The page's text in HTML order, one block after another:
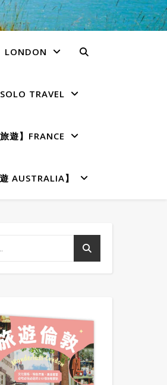
LONDON
TRAVEL
旅遊】FRANCE
AUSTRALIA】